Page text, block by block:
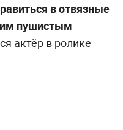
в отвязные
пушистым
актёр в ролике